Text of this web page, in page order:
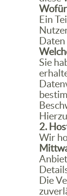
Ein
Sie
2.
Wir
Die